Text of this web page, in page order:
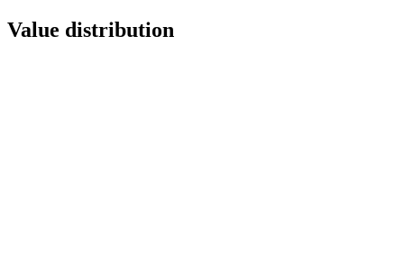
Value distribution